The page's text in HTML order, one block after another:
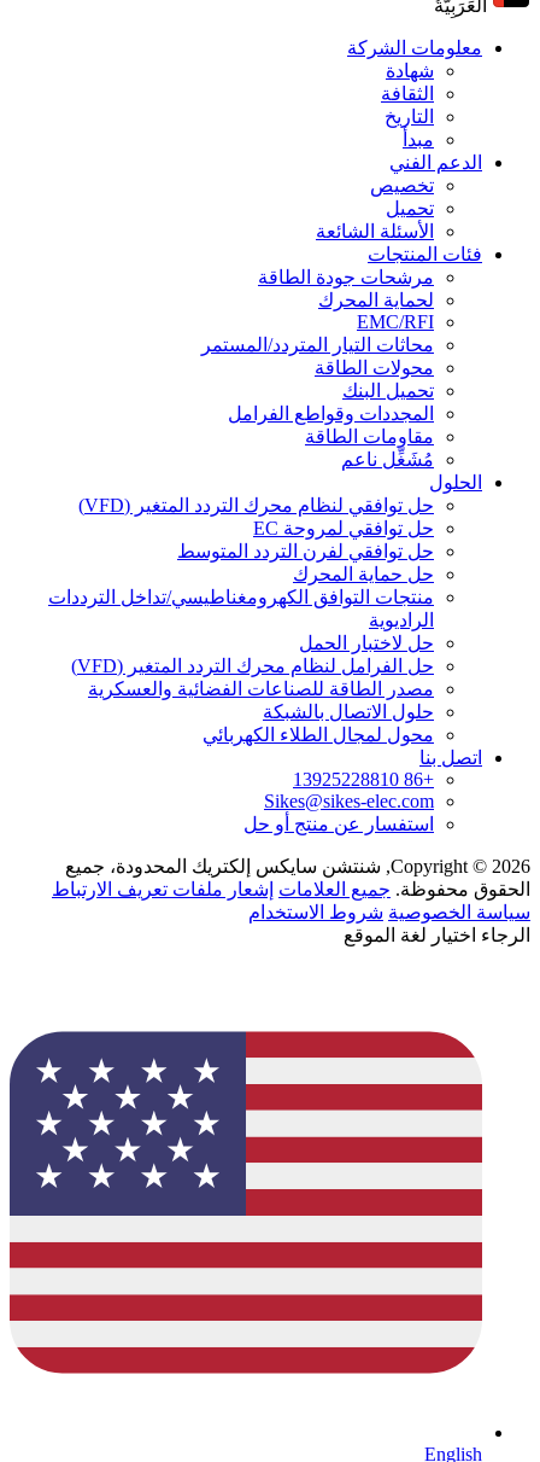
اَلْعَرَبِيَّةُ
معلومات الشركة
شهادة
الثقافة
التاريخ
مبدأ
الدعم الفني
تخصيص
تحميل
الأسئلة الشائعة
فئات المنتجات
مرشحات جودة الطاقة
لحماية المحرك
EMC/RFI
محاثات التيار المتردد/المستمر
محولات الطاقة
تحميل البنك
المجددات وقواطع الفرامل
مقاومات الطاقة
مُشَغِّل ناعم
الحلول
حل توافقي لنظام محرك التردد المتغير (VFD)
حل توافقي لمروحة EC
حل توافقي لفرن التردد المتوسط
حل حماية المحرك
منتجات التوافق الكهرومغناطيسي/تداخل الترددات
الراديوية
حل لاختبار الحمل
حل الفرامل لنظام محرك التردد المتغير (VFD)
مصدر الطاقة للصناعات الفضائية والعسكرية
حلول الاتصال بالشبكة
محول لمجال الطلاء الكهربائي
اتصل بنا
+86 13925228810
Sikes@sikes-elec.com
استفسار عن منتج أو حل
Copyright © 2026, شنتشن سايكس إلكتريك المحدودة، جميع
الحقوق محفوظة. جميع العلامات إشعار ملفات تعريف الارتباط
سياسة الخصوصية شروط الاستخدام
الرجاء اختيار لغة الموقع
English